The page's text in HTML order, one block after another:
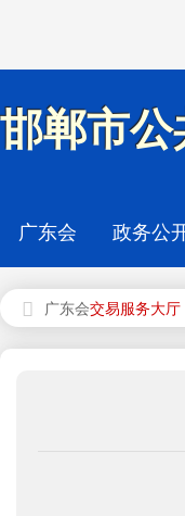
邯郸市
广东会 政务公
广东会